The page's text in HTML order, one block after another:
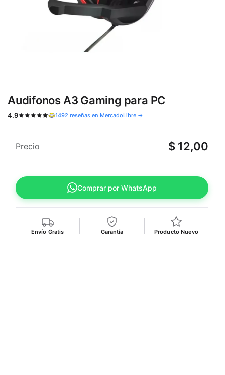
Audifonos A3 Gaming para PC
4.9 1492 reseñas en MercadoLibre →
Comprar por WhatsApp
Envío Gratis Garantía Producto Nuevo
Precio $ 12,00